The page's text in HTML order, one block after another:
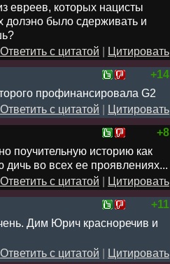
евреев, которых нацисты
долэно было сдерживать и
Ответить с цитатой
Цитировать
+14
профинансировала G2
Ответить с цитатой
Цитировать
+8
поучительную историю как
во всех ее проявлениях...
Ответить с цитатой
Цитировать
+11
Дим Юрич красноречив и
Ответить с цитатой Цитировать